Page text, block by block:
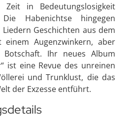
in Bedeutungslosigkeit
Habenichtse hingegen
Geschichten aus dem
Augenzwinkern, aber
Ihr neues Album
ist eine Revue des unreinen
und Trunklust, die das
der Exzesse entführt.